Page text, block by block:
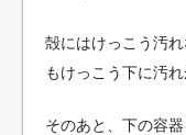
殻にはけっこう汚
もけっこう下に汚れ
そのあと、下の容